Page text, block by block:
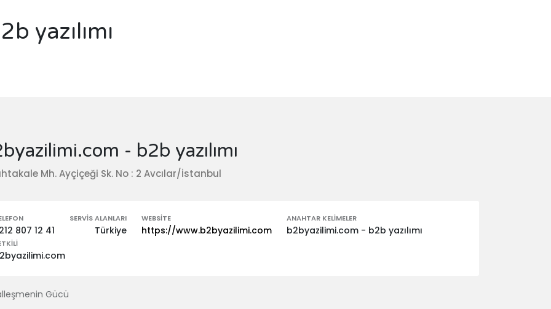
yazılımı
- b2b yazılımı
Mh. Ayçiçeği Sk. No : 2 Avcılar/İstanbul
807 12 41
SERVIS ALANLARI
Türkiye
WEBSITE
https://www.b2byazilimi.com
ANAHTAR KELIMELER
b2byazilimi.com - b2b yazılımı
Gücü